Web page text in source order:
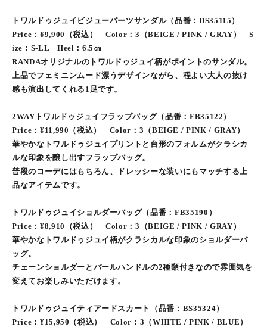
トワルドゥジュイビジューパーツサンダル（品番：DS35115）
Price：¥9,900（税込） Color：3（BEIGE / PINK / GRAY） S
ize：S-LL Heel：6.5㎝
RANDAオリジナルのトワルドゥジュイ柄がポイントのサンダル。
上品でフェミニンムード漂うデザインながら、程よい大人の抜け
感も演出してくれる1足です。
2WAYトワルドゥジュイフラップバッグ（品番：FB35122）
Price：¥11,990（税込） Color：3（BEIGE / PINK / GRAY）
華やかなトワルドゥジュイプリントと台形のフォルムがクラシカ
ルな印象を醸し出すフラップバッグ。
普段のコーデにはもちろん、ドレッシーな装いにもマッチする上
品なアイテムです。
トワルドゥジュイショルダーバッグ（品番：FB35190）
Price：¥8,910（税込） Color：3（BEIGE / PINK / GRAY）
華やかなトワルドゥジュイ柄がクラシカルな印象のショルダーバ
ッグ。
チェーンショルダーとパールハンドルの2種類付きなので雰囲気を
変えてお楽しみいただけます。
トワルドゥジュイティアードスカート（品番：BS35324）
Price：¥15,950（税込） Color：3（WHITE / PINK / BLUE）